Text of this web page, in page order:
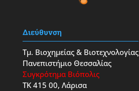
Διεύθυνση
Τμ. Βιοχημείας & Βιοτεχνολογίας
Πανεπιστήμιο Θεσσαλίας
Συγκρότημα Βιόπολις
ΤΚ 415 00, Λάρισα